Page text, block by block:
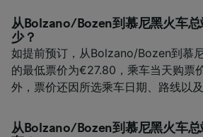
从Bolzano/Bozen到慕尼黑火车
少？
如提前预订，从Bolzano/Bozen到慕
的最低票价为€27.80，乘车当天购票
外，票价还因所选乘车日期、路线以及
从Bolzano/Bozen到慕尼黑火车总